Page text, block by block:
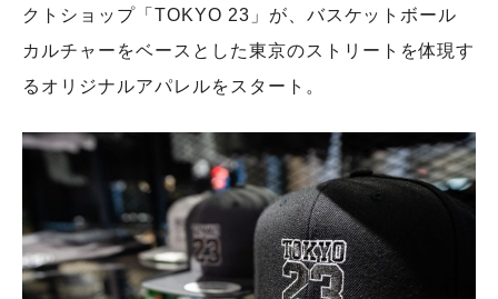
クトショップ「TOKYO 23」が、バスケットボール
カルチャーをベースとした東京のストリートを体現す
るオリジナルアパレルをスタート。